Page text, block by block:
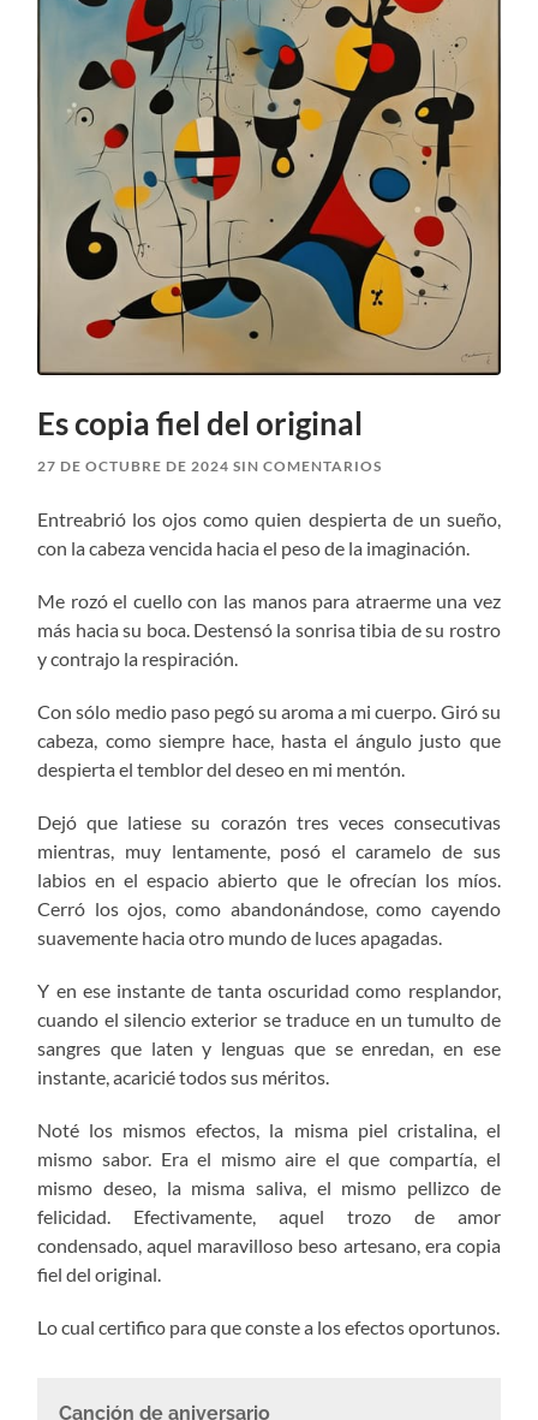
Es copia fiel del original
27 DE OCTUBRE DE 2024 SIN COMENTARIOS
Entreabrió los ojos como quien despierta de un sueño,
con la cabeza vencida hacia el peso de la imaginación.
Me rozó el cuello con las manos para atraerme una vez
más hacia su boca. Destensó la sonrisa tibia de su rostro
y contrajo la respiración.
Con sólo medio paso pegó su aroma a mi cuerpo. Giró su
cabeza, como siempre hace, hasta el ángulo justo que
despierta el temblor del deseo en mi mentón.
Dejó que latiese su corazón tres veces consecutivas
mientras, muy lentamente, posó el caramelo de sus
labios en el espacio abierto que le ofrecían los míos.
Cerró los ojos, como abandonándose, como cayendo
suavemente hacia otro mundo de luces apagadas.
Y en ese instante de tanta oscuridad como resplandor,
cuando el silencio exterior se traduce en un tumulto de
sangres que laten y lenguas que se enredan, en ese
instante, acaricié todos sus méritos.
Noté los mismos efectos, la misma piel cristalina, el
mismo sabor. Era el mismo aire el que compartía, el
mismo deseo, la misma saliva, el mismo pellizco de
felicidad. Efectivamente, aquel trozo de amor
condensado, aquel maravilloso beso artesano, era copia
fiel del original.
Lo cual certifico para que conste a los efectos oportunos.
Canción de aniversario